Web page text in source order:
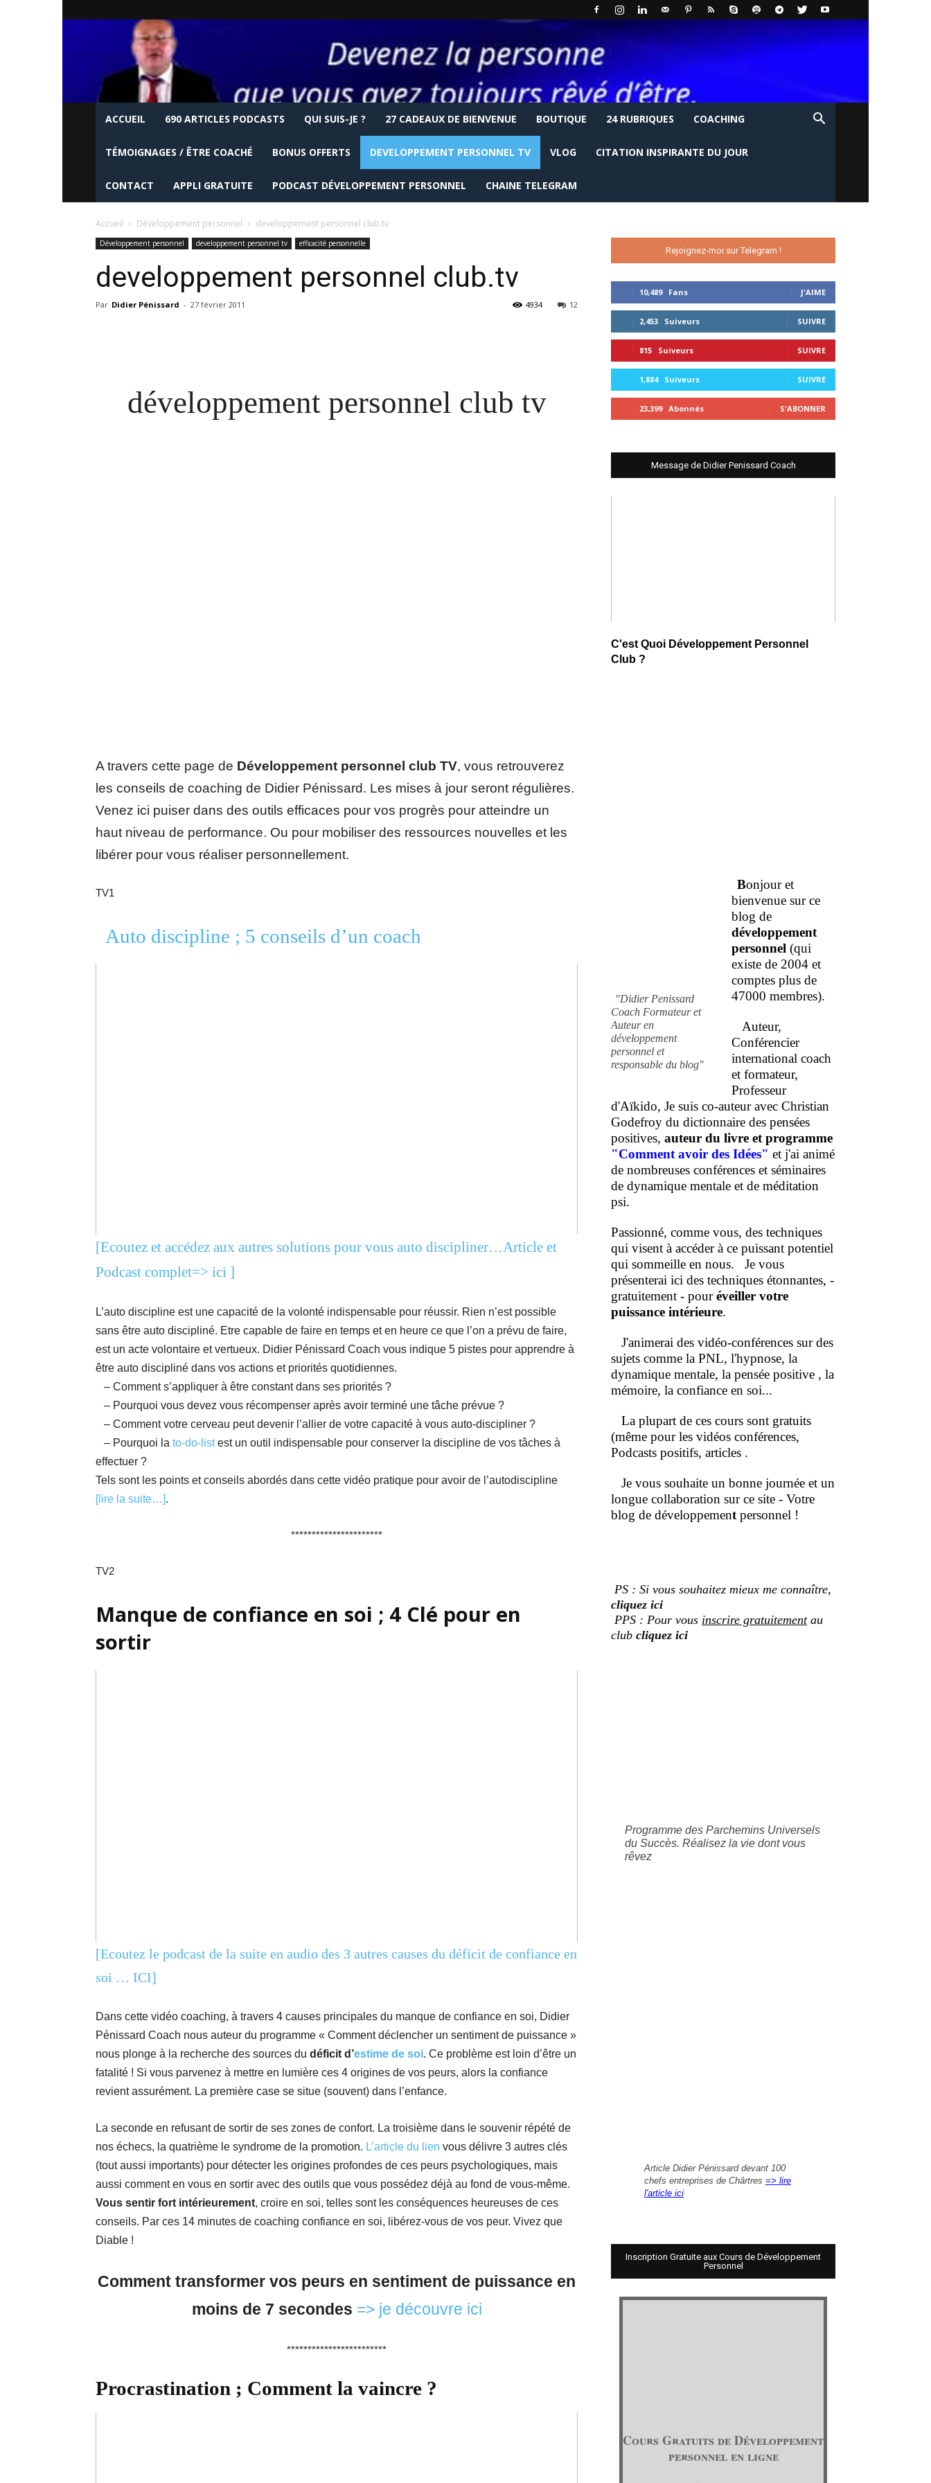
ACCUEIL 690 ARTICLES PODCASTS QUI SUIS-JE ? 27 CADEAUX DE BIENVENUE BOUTIQUE 24 RUBRIQUES COACHING
TÉMOIGNAGES / ÊTRE COACHÉ BONUS OFFERTS DEVELOPPEMENT PERSONNEL TV VLOG CITATION INSPIRANTE DU JOUR
CONTACT APPLI GRATUITE PODCAST DÉVELOPPEMENT PERSONNEL CHAINE TELEGRAM
Accueil Développement personnel developpement personnel club.tv
Développement personnel developpement personnel tv efficacité personnelle
developpement personnel club.tv
Par Didier Pénissard - 27 février 2011 12
4934
développement personnel club tv
A travers cette page de Développement personnel club TV, vous retrouverez
les conseils de coaching de Didier Pénissard. Les mises à jour seront régulières.
Venez ici puiser dans des outils efficaces pour vos progrès pour atteindre un
haut niveau de performance. Ou pour mobiliser des ressources nouvelles et les
libérer pour vous réaliser personnellement.
TV1
Auto discipline ; 5 conseils d’un coach
[Ecoutez et accédez aux autres solutions pour vous auto discipliner…Article et
Podcast complet=> ici ]
L’auto discipline est une capacité de la volonté indispensable pour réussir. Rien n’est possible
sans être auto discipliné. Etre capable de faire en temps et en heure ce que l’on a prévu de faire,
est un acte volontaire et vertueux. Didier Pénissard Coach vous indique 5 pistes pour apprendre à
être auto discipliné dans vos actions et priorités quotidiennes.
– Comment s’appliquer à être constant dans ses priorités ?
– Pourquoi vous devez vous récompenser après avoir terminé une tâche prévue ?
– Comment votre cerveau peut devenir l’allier de votre capacité à vous auto-discipliner ?
– Pourquoi la to-do-listest un outil indispensable pour conserver la discipline de vos tâches à
effectuer ?
Tels sont les points et conseils abordés dans cette vidéo pratique pour avoir de l’autodiscipline
[lire la suite…].
**********************
TV2
Manque de confiance en soi ; 4 Clé pour en
sortir
[Ecoutez le podcast de la suite en audio des 3 autres causes du déficit de confiance en
soi … ICI]
Dans cette vidéo coaching, à travers 4 causes principales du manque de confiance en soi, Didier
Pénissard Coach nous auteur du programme « Comment déclencher un sentiment de puissance »
nous plonge à la recherche des sources du déficit d’estime de soi. Ce problème est loin d’être un
fatalité ! Si vous parvenez à mettre en lumière ces 4 origines de vos peurs, alors la confiance
revient assurément. La première case se situe (souvent) dans l’enfance.
La seconde en refusant de sortir de ses zones de confort. La troisième dans le souvenir répété de
nos échecs, la quatrième le syndrome de la promotion. L’article du lien vous délivre 3 autres clés
(tout aussi importants) pour détecter les origines profondes de ces peurs psychologiques, mais
aussi comment en vous en sortir avec des outils que vous possédez déjà au fond de vous-même.
Vous sentir fort intérieurement, croire en soi, telles sont les conséquences heureuses de ces
conseils. Par ces 14 minutes de coaching confiance en soi, libérez-vous de vos peur. Vivez que
Diable !
Comment transformer vos peurs en sentiment de puissance en
moins de 7 secondes => je découvre ici
************************
Procrastination ; Comment la vaincre ?
Rejoignez-moi sur Telegram !
10,489 Fans J'AIME
2,453 Suiveurs SUIVRE
815 Suiveurs SUIVRE
1,884 Suiveurs SUIVRE
23,399 Abonnés S'ABONNER
Message de Didier Penissard Coach
C'est Quoi Développement Personnel
Club ?
"Didier Penissard
Coach Formateur et
Auteur en
développement
personnel et
responsable du blog"
Bonjour et
bienvenue sur ce
blog de
développement
personnel (qui
existe de 2004 et
comptes plus de
47000 membres).
Auteur,
Conférencier
international coach
et formateur,
Professeur
d'Aïkido, Je suis co-auteur avec Christian
Godefroy du dictionnaire des pensées
positives, auteur du livre et programme
"Comment avoir des Idées" et j'ai animé
de nombreuses conférences et séminaires
de dynamique mentale et de méditation
psi.
Passionné, comme vous, des techniques
qui visent à accéder à ce puissant potentiel
qui sommeille en nous. Je vous
présenterai ici des techniques étonnantes, -
gratuitement - pouréveiller votre
puissance intérieure.
J'animerai des vidéo-conférences sur des
sujets comme la PNL, l'hypnose, la
dynamique mentale, la pensée positive , la
mémoire, la confiance en soi...
La plupart de ces cours sont gratuits
(même pour les vidéos conférences,
Podcasts positifs, articles .
Je vous souhaite un bonne journée et un
longue collaboration sur ce site - Votre
blog de développement personnel !
PS : Si vous souhaitez mieux me connaître,
cliquez ici
PPS : Pour vous inscrire gratuitementau
club cliquez ici
Programme des Parchemins Universels
du Succès. Réalisez la vie dont vous
rêvez
Article Didier Pénissard devant 100
chefs entreprises de Chârtres => lire
l'article ici
Inscription Gratuite aux Cours de Développement
Personnel
Cours Gratuits de Développement
personnel en ligne